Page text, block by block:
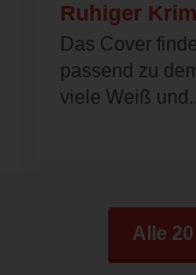
Ruhiger
Das Cover
passend zu
viele Weiß
Alle